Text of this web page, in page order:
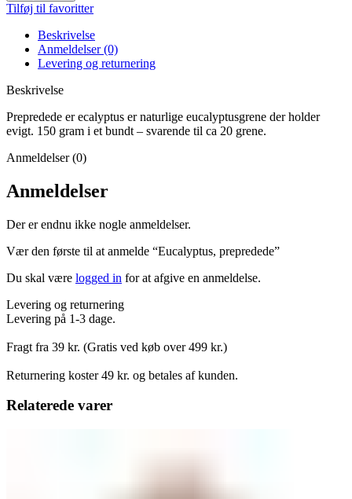
Tilføj til favoritter
Beskrivelse
Anmeldelser (0)
Levering og returnering
Beskrivelse
Prepredede er ecalyptus er naturlige eucalyptusgrene der holder
evigt. 150 gram i et bundt – svarende til ca 20 grene.
Anmeldelser (0)
Anmeldelser
Der er endnu ikke nogle anmeldelser.
Vær den første til at anmelde “Eucalyptus, prepredede”
Du skal være logged in for at afgive en anmeldelse.
Levering og returnering
Levering på 1-3 dage.
Fragt fra 39 kr. (Gratis ved køb over 499 kr.)
Returnering koster 49 kr. og betales af kunden.
Relaterede varer